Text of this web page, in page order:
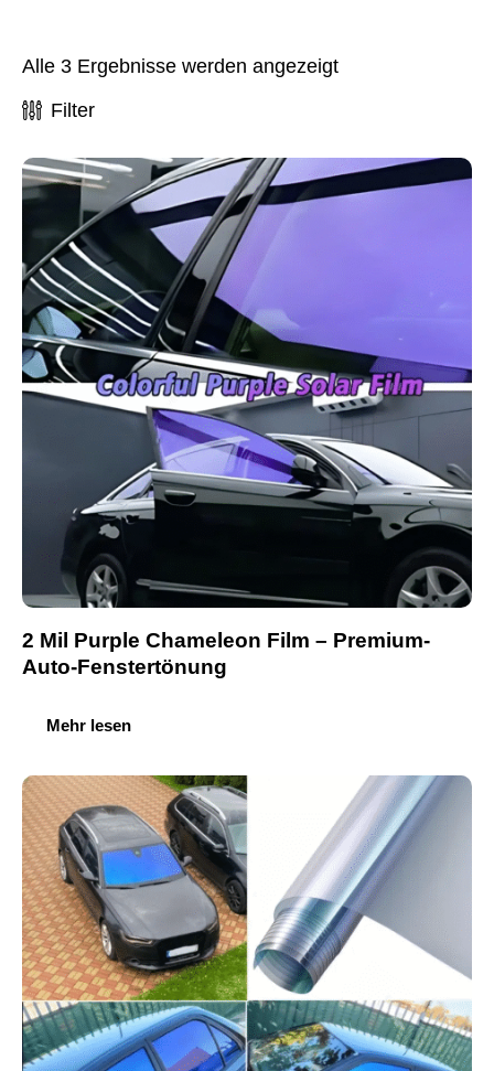
Alle 3 Ergebnisse werden angezeigt
Filter
2 Mil Purple Chameleon Film – Premium-
Auto-Fenstertönung
Mehr lesen